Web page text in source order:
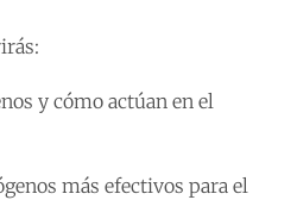
y cómo actúan en el
más efectivos para el